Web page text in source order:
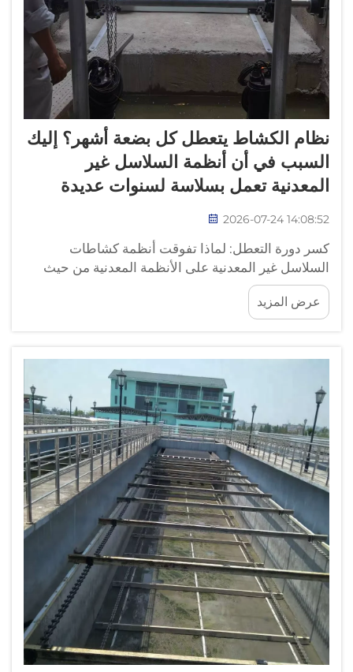
نظام الكشاط يتعطل كل بضعة أشهر؟ إليك
السبب في أن أنظمة السلاسل غير
المعدنية تعمل بسلاسة لسنوات عديدة
2026-07-24 14:08:52
كسر دورة التعطل: لماذا تفوقت أنظمة كشاطات
السلاسل غير المعدنية على الأنظمة المعدنية من حيث
العمر الافتراضي لسنوات عديدة. إن تعطل نظام الكشاط
كل بضعة أشهر ليس ظاهرة استثنائية — بل هو نتيجة
متوقعة لتشغيل مكونات السلاسل والريش المعدنية في
عرض المزيد